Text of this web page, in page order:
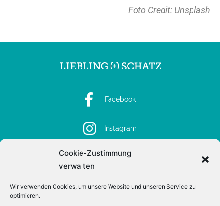
Cookie-Zustimmung
verwalten
Wir verwenden Cookies, um unsere Website und unseren Service zu
optimieren.
Foto Credit: Unsplash
Facebook
Instagram
Spotify